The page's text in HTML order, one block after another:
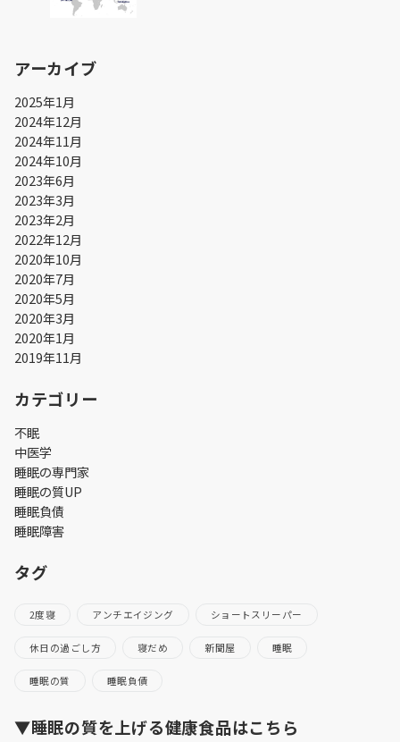
アーカイブ
2025年1月
2024年12月
2024年11月
2024年10月
2023年6月
2023年3月
2023年2月
2022年12月
2020年10月
2020年7月
2020年5月
2020年3月
2020年1月
2019年11月
カテゴリー
不眠
中医学
睡眠の専門家
睡眠の質UP
睡眠負債
睡眠障害
タグ
2度寝 アンチエイジング ショートスリーパー
休日の過ごし方 寝だめ 新聞屋 睡眠
睡眠の質 睡眠負債
▼睡眠の質を上げる健康食品はこちら